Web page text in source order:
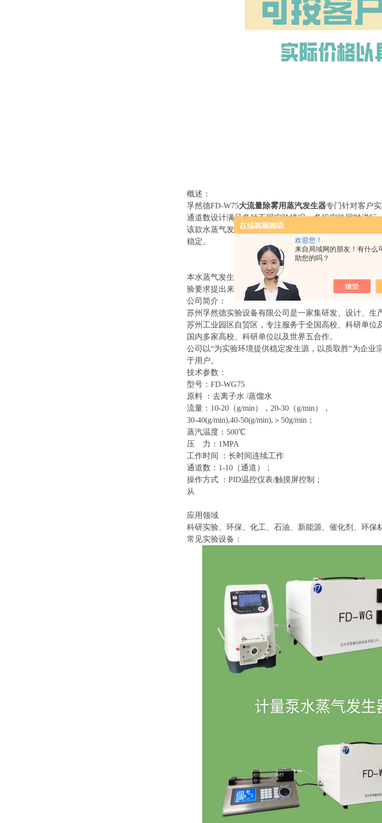
欢迎您！
来自局域网的朋友！有什么
助您的吗？
概述：
孚然德FD-W75大流量除雾用蒸汽发生器专门针对客户
通道数设计满足多种不同实验情况，多组实验同时进行
该款水蒸气发生器打破传统用的通过功率控制来控制
稳定。
本水蒸气发生器的用途非常广泛，蒸汽流量、温度（
验要求提出来，我们根据实验需求设计，从微量到大气
公司简介：
苏州孚然德实验设备有限公司是一家集研发、设计、
苏州工业园区自贸区，专注服务于全国高校、科研单
国内多家高校、科研单位以及世界五合作。
公司以“为实验环境提供稳定发生源，以质取胜"为企
于用户。
技术参数：
型号：FD-WG75
原料 ：去离子水 /蒸馏水
流量：10-20（g/min），20-30（g/min），
30-40(g/min),40-50(g/min),＞50g/min；
蒸汽温度：500℃
压 力：1MPA
工作时间 ：长时间连续工作
通道数：1-10（通道）；
操作方式 ：PID温控仪表/触摸屏控制；
从
应用领域
科研实验、环保、化工、石油、新能源、催化剂、环保
常见实验设备：